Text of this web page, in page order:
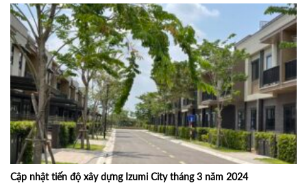
Cập nhật tiến độ xây dựng Izumi City tháng 3 năm 2024